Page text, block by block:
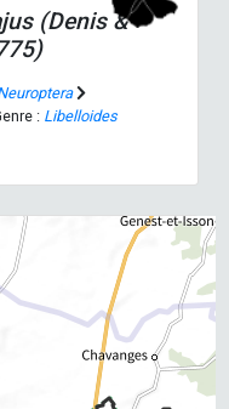
(Denis &
: Libelloides